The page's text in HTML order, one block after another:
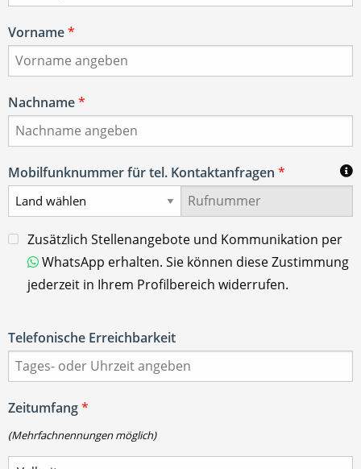
Vorname*
Nachname*
Mobilfunknummer für tel. Kontaktanfragen *
Zusätzlich Stellenangebote und Kommunikation per
WhatsApp erhalten. Sie können diese Zustimmung
jederzeit in Ihrem Profilbereich widerrufen.
Telefonische Erreichbarkeit
Zeitumfang*
(Mehrfachnennungen möglich)